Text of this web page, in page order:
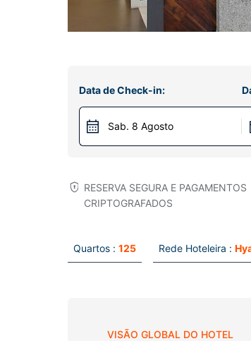
Data de Check-in:
Sab. 8 Agosto
RESERVA SEGURA E PAGAMENTOS
CRIPTOGRAFADOS
Quartos : 125 Rede Hoteleira :
VISÃO GLOBAL DO HOTEL